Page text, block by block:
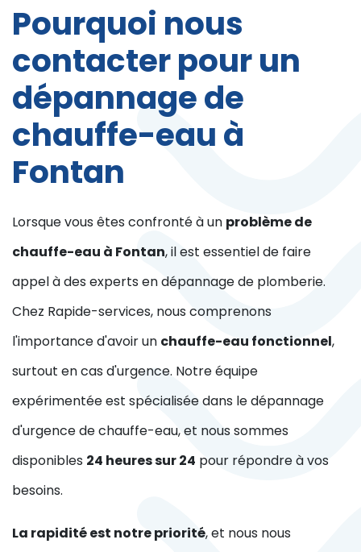
Pourquoi nous
contacter pour un
dépannage de
chauffe-eau à
Fontan
Lorsque vous êtes confronté à un problème de
chauffe-eau à Fontan, il est essentiel de faire
appel à des experts en dépannage de plomberie.
Chez Rapide-services, nous comprenons
l'importance d'avoir un chauffe-eau fonctionnel,
surtout en cas d'urgence. Notre équipe
expérimentée est spécialisée dans le dépannage
d'urgence de chauffe-eau, et nous sommes
disponibles 24 heures sur 24 pour répondre à vos
besoins.
La rapidité est notre priorité, et nous nous